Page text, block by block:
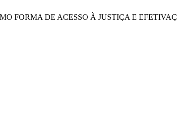
FORMA DE ACESSO À JUSTIÇA E